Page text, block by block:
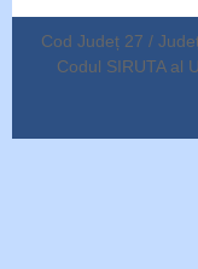
Cod Județ 27 /
Codul SIRUTA al